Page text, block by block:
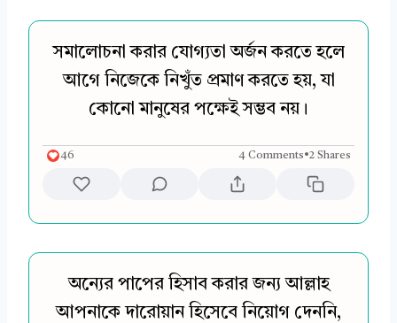
সমালোচনা করার যোগ্যতা অর্জন করতে হলে
আগে নিজেকে নিখুঁত প্রমাণ করতে হয়, যা
কোনো মানুষের পক্ষেই সম্ভব নয়।
46 4 Comments•2 Shares
অন্যের পাপের হিসাব করার জন্য আল্লাহ
আপনাকে দারোয়ান হিসেবে নিয়োগ দেননি,